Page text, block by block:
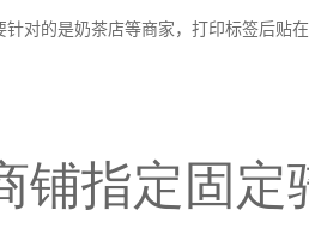
对的是奶茶店等商家，打印标签后
铺指定固定